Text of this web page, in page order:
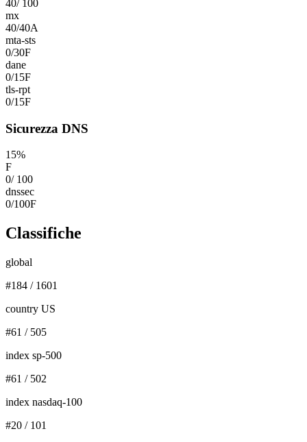
40/ 100
mx
40/40A
mta-sts
0/30F
dane
0/15F
tls-rpt
0/15F
Sicurezza DNS
15%
F
0/ 100
dnssec
0/100F
Classifiche
global
#184 / 1601
country US
#61 / 505
index sp-500
#61 / 502
index nasdaq-100
#20 / 101